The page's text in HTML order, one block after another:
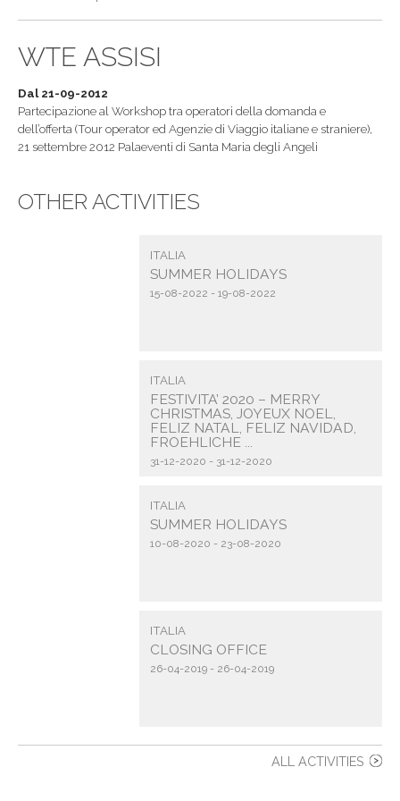
WTE ASSISI
Dal 21-09-2012
Partecipazione al Workshop tra operatori della domanda e
dell’offerta (Tour operator ed Agenzie di Viaggio italiane e straniere),
21 settembre 2012 Palaeventi di Santa Maria degli Angeli
OTHER ACTIVITIES
ITALIA
SUMMER HOLIDAYS
15-08-2022 - 19-08-2022
ITALIA
FESTIVITA’ 2020 – MERRY
CHRISTMAS, JOYEUX NOEL,
FELIZ NATAL, FELIZ NAVIDAD,
FROEHLICHE ...
31-12-2020 - 31-12-2020
ITALIA
SUMMER HOLIDAYS
10-08-2020 - 23-08-2020
ITALIA
CLOSING OFFICE
26-04-2019 - 26-04-2019
ALL ACTIVITIES